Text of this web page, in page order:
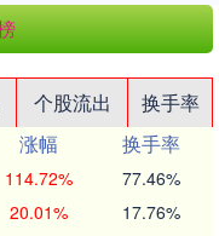
个股流出
换手率
涨幅
换手率
114.72% 77.46%
20.01% 17.76%